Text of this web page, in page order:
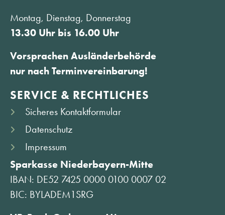
Montag, Dienstag, Donnerstag
13.30 Uhr bis 16.00 Uhr
Vorsprachen Ausländerbehörde
nur nach Terminvereinbarung!
SERVICE & RECHTLICHES
Sicheres Kontaktformular
Datenschutz
Impressum
Sparkasse Niederbayern-Mitte
IBAN: DE52 7425 0000 0100 0007 02
BIC: BYLADEM1SRG